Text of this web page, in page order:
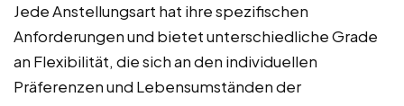
Jede Anstellungsart hat ihre spezifischen
Anforderungen und bietet unterschiedliche Grade
an Flexibilität, die sich an den individuellen
Präferenzen und Lebensumständen der